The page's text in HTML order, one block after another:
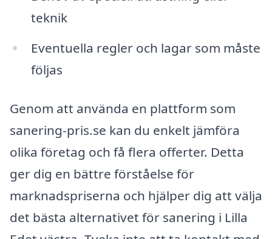
teknik
Eventuella regler och lagar som måste
följas
Genom att använda en plattform som
sanering-pris.se kan du enkelt jämföra
olika företag och få flera offerter. Detta
ger dig en bättre förståelse för
marknadspriserna och hjälper dig att välja
det bästa alternativet för sanering i Lilla